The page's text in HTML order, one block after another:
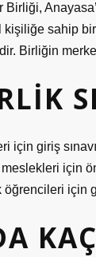
Birliği,
kişiliğe sahip
Birliğin
için giriş
için
öğrencileri için